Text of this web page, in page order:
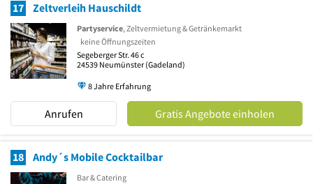
17 Zeltverleih Hauschildt
Partyservice, Zeltvermietung & Getränkemarkt
keine Öffnungszeiten
Segeberger Str. 46 c
24539 Neumünster(Gadeland)
8 Jahre Erfahrung
Anrufen Gratis Angebote einholen
18 Andy´s Mobile Cocktailbar
Bar & Catering